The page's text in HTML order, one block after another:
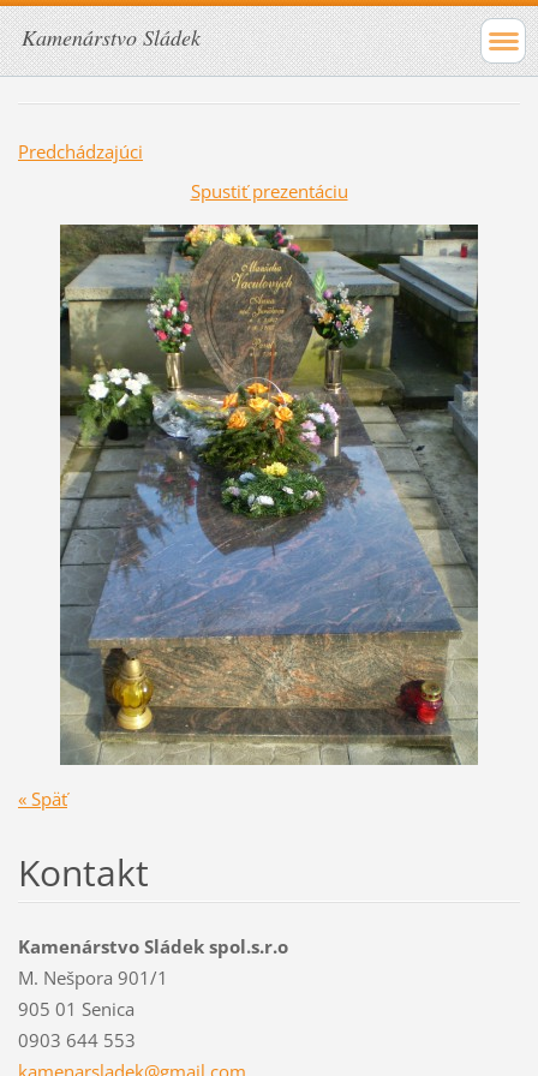
Kamenárstvo Sládek
Predchádzajúci
Spustiť prezentáciu
« Späť
Kontakt
Kamenárstvo Sládek spol.s.r.o
M. Nešpora 901/1
905 01 Senica
0903 644 553
kamenarsladek@gmail.com